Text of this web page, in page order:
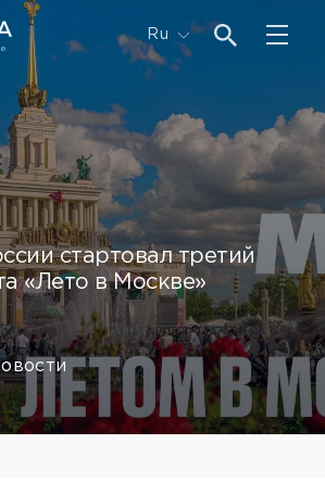
Ru
стартовал третий
«Лето в Москве»